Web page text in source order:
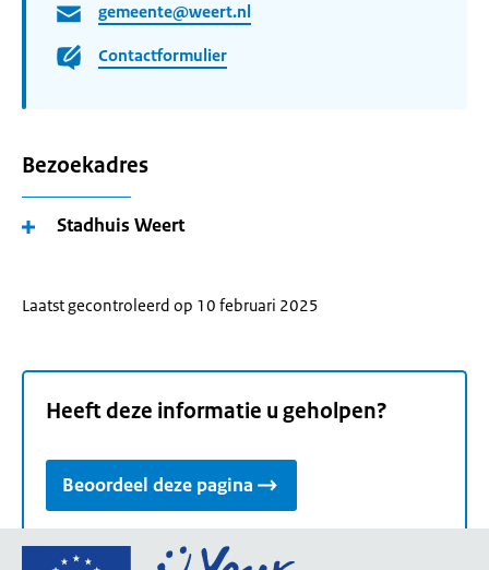
gemeente@weert.nl
Contactformulier
Bezoekadres
Stadhuis Weert
Laatst gecontroleerd op 10 februari 2025
Heeft deze informatie u geholpen?
Beoordeel deze pagina
Ga